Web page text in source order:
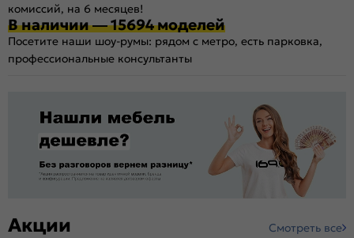
комиссий, на 6 месяцев!
В наличии — 15694 моделей
Посетите наши шоу-румы: рядом с метро, есть парковка,
профессиональные консультанты
Акции Смотреть все